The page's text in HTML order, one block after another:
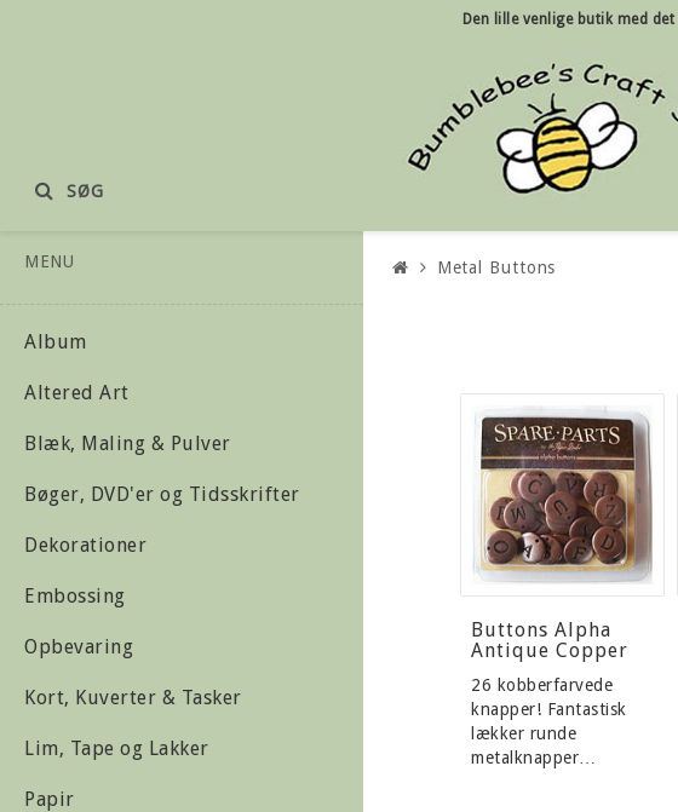
Den lille venlige butik med
SØG
MENU
Album
Altered Art
Blæk, Maling & Pulver
Bøger, DVD'er og Tidsskrifter
Dekorationer
Embossing
Opbevaring
Kort, Kuverter & Tasker
Lim, Tape og Lakker
Papir
Metal Buttons
Buttons Alpha
Antique Copper
26 kobberfarvede
knapper! Fantastisk
lækker runde
metalknapper…